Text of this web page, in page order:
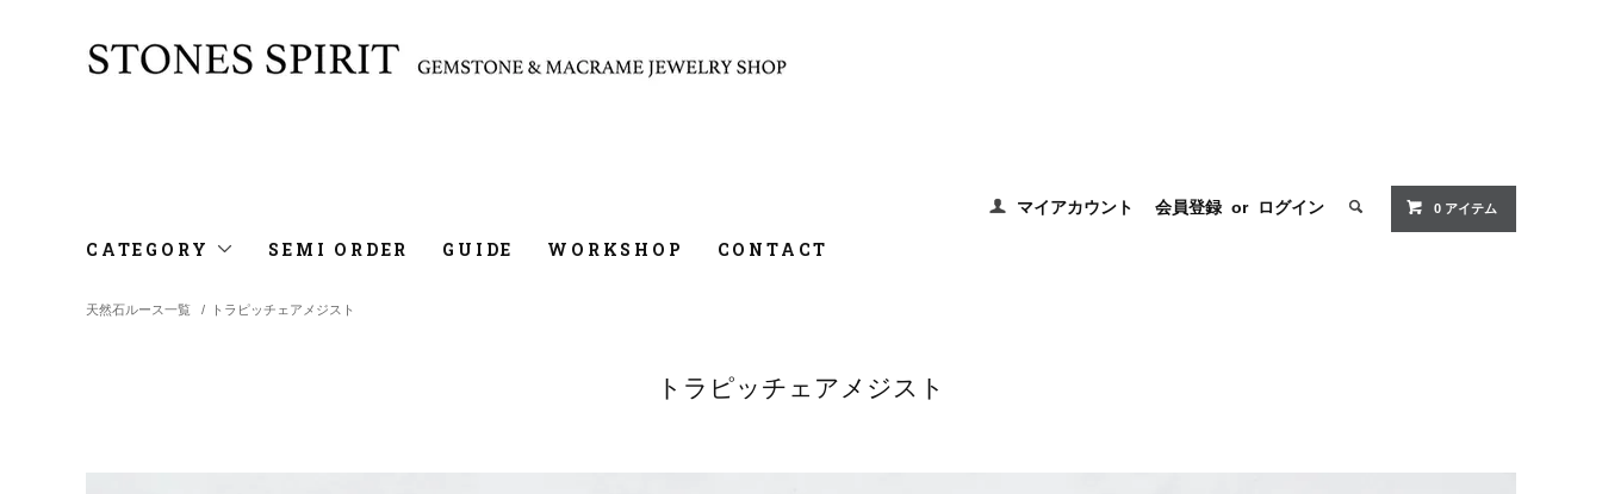
マイアカウント 会員登録 or ログイン 0 アイテム
CATEGORY SEMI ORDER GUIDE WORKSHOP CONTACT
天然石ルース一覧 / トラピッチェアメジスト
トラピッチェアメジスト